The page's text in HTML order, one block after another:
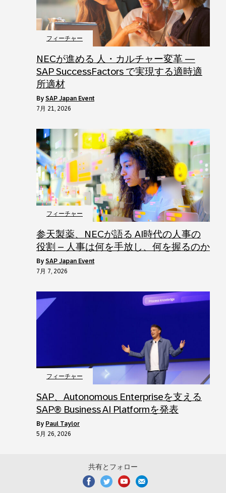
フィーチャー
NECが進める 人・カルチャー変革 ―
SAP SuccessFactors で実現する適時適
所適材
by SAP Japan Event
7月 21, 2026
フィーチャー
参天製薬、NECが語る AI時代の人事の
役割 – 人事は何を手放し、何を握るのか
by SAP Japan Event
7月 7, 2026
フィーチャー
SAP、Autonomous Enterpriseを支える
SAP® Business AI Platformを発表
by Paul Taylor
5月 26, 2026
共有とフォロー